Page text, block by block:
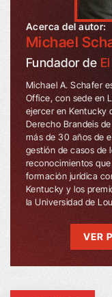
Acerca del autor:
Michael
Fundador de
Michael A. Schafer
Office, con sede en
ejercer en Kentucky
Derecho Brandeis
más de 30 años de
gestión de casos de
reconocimientos
formación jurídica
Kentucky y los
la Universidad de
VER